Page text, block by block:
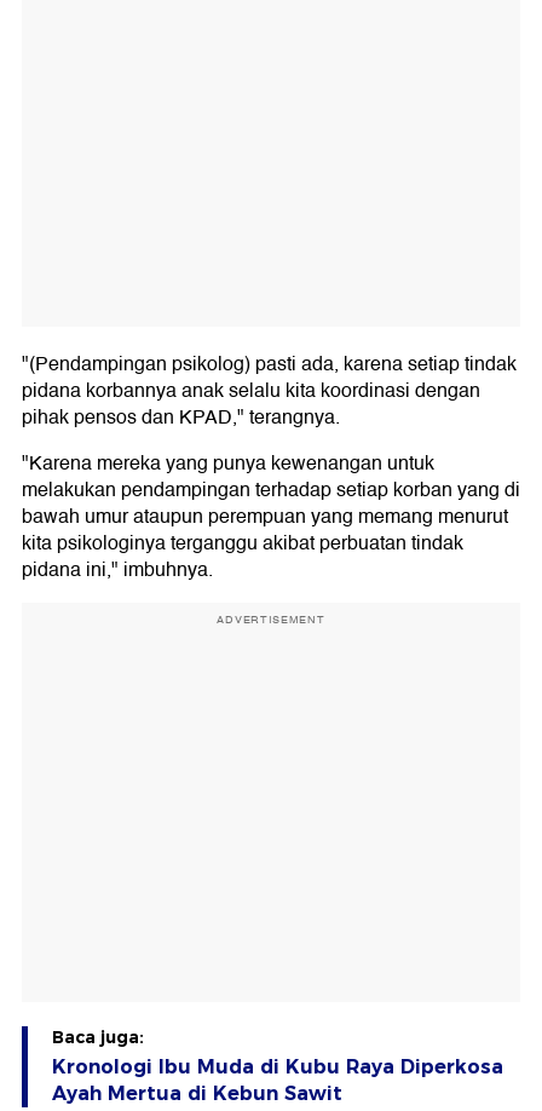
"(Pendampingan psikolog) pasti ada, karena setiap tindak
pidana korbannya anak selalu kita koordinasi dengan
pihak pensos dan KPAD," terangnya.
"Karena mereka yang punya kewenangan untuk
melakukan pendampingan terhadap setiap korban yang di
bawah umur ataupun perempuan yang memang menurut
kita psikologinya terganggu akibat perbuatan tindak
pidana ini," imbuhnya.
ADVERTISEMENT
Baca juga:
Kronologi Ibu Muda di Kubu Raya Diperkosa
Ayah Mertua di Kebun Sawit